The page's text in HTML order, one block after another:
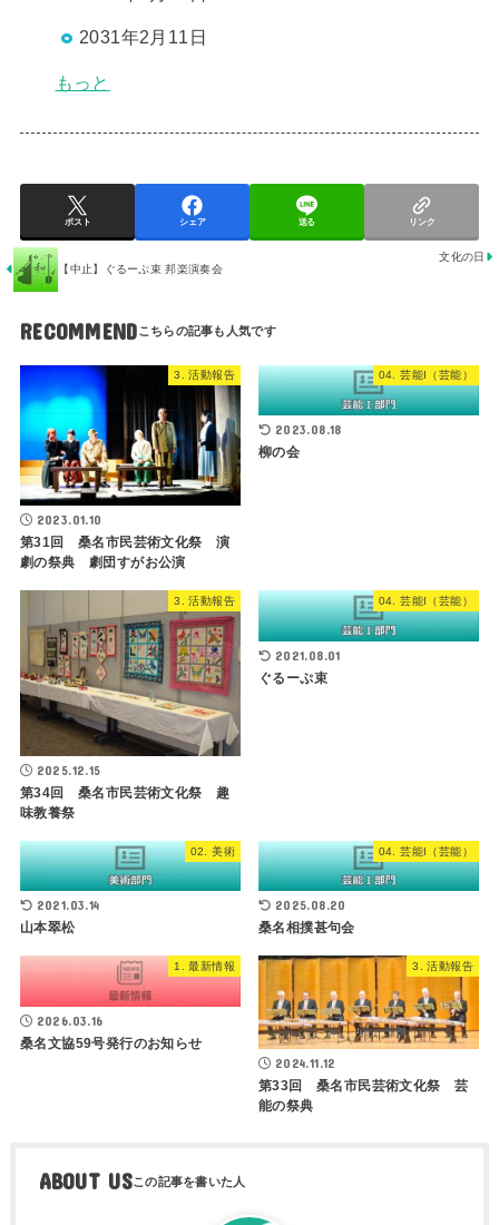
2031年2月11日
もっと
ポスト シェア 送る リンク
【中止】ぐるーぷ束 邦楽演奏会
文化の日
RECOMMEND
3. 活動報告
2023.01.10
第31回 桑名市民芸術文化祭 演
劇の祭典 劇団すがお公演
04. 芸能I（芸能）
2023.08.18
柳の会
3. 活動報告
2025.12.15
第34回 桑名市民芸術文化祭 趣
味教養祭
04. 芸能I（芸能）
2021.08.01
ぐるーぷ束
02. 美術
2021.03.14
山本翠松
04. 芸能I（芸能）
2025.08.20
桑名相撲甚句会
1. 最新情報
2026.03.16
桑名文協59号発行のお知らせ
3. 活動報告
2024.11.12
第33回 桑名市民芸術文化祭 芸
能の祭典
ABOUT US